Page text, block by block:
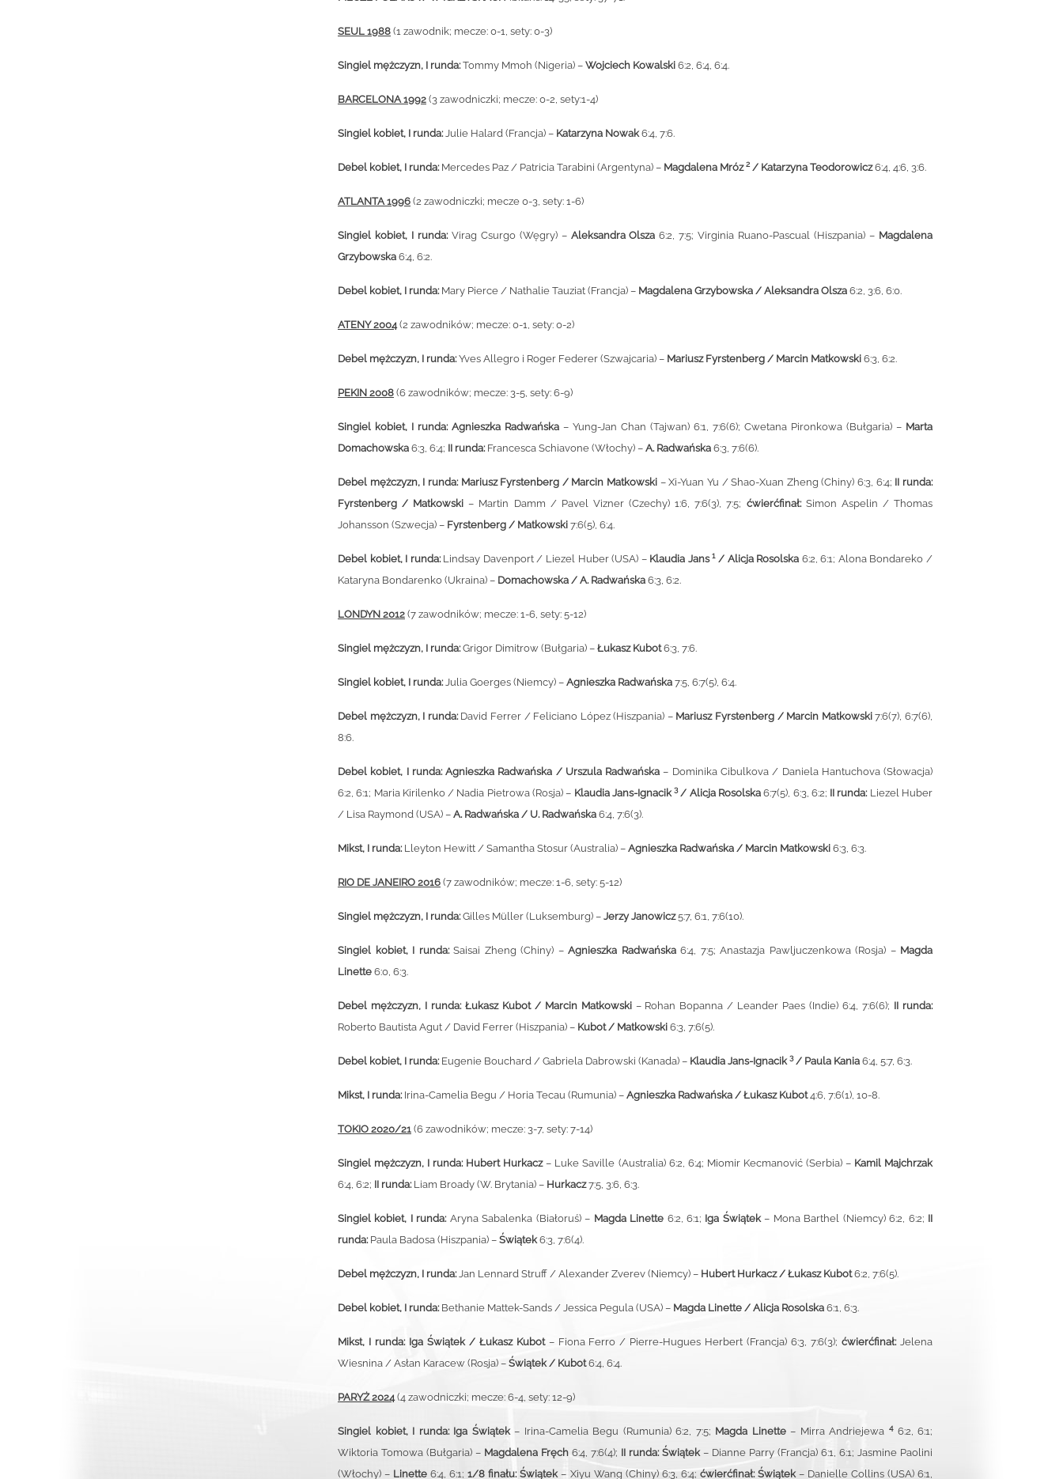
SEUL 1988(1 zawodnik; mecze: 0-1, sety: 0-3)
Singiel mężczyzn, I runda:Tommy Mmoh (Nigeria) –Wojciech Kowalski6:2, 6:4, 6:4.
BARCELONA 1992(3 zawodniczki; mecze: 0-2, sety:1-4)
Singiel kobiet, I runda:Julie Halard (Francja) – Katarzyna Nowak6:4, 7:6.
Debel kobiet, I runda:Mercedes Paz / Patricia Tarabini (Argentyna) – Magdalena Mróz2/ Katarzyna Teodorowicz6:4, 4:6, 3:6.
ATLANTA 1996(2 zawodniczki; mecze 0-3, sety: 1-6)
Singiel kobiet, I runda:Virag Csurgo (Węgry) – Aleksandra Olsza 6:2, 7:5; Virginia Ruano-Pascual (Hiszpania) – Magdalena
Grzybowska6:4, 6:2.
Debel kobiet, I runda:Mary Pierce / Nathalie Tauziat (Francja) – MagdalenaGrzybowska / Aleksandra Olsza6:2, 3:6, 6:0.
ATENY 2004(2 zawodników; mecze: 0-1, sety: 0-2)
Debel mężczyzn, I runda:Yves Allegro i Roger Federer (Szwajcaria) – Mariusz Fyrstenberg / Marcin Matkowski6:3, 6:2.
PEKIN 2008(6 zawodników; mecze: 3-5, sety: 6-9)
Singiel kobiet, I runda: Agnieszka Radwańska – Yung-Jan Chan (Tajwan) 6:1, 7:6(6); Cwetana Pironkowa (Bułgaria) – Marta
Domachowska6:3, 6:4; II runda:Francesca Schiavone (Włochy) –A. Radwańska6:3, 7:6(6).
Debel mężczyzn, I runda: Mariusz Fyrstenberg / Marcin Matkowski – Xi-Yuan Yu / Shao-Xuan Zheng (Chiny) 6:3, 6:4; II runda:
Fyrstenberg / Matkowski – Martin Damm / Pavel Vizner (Czechy) 1:6, 7:6(3), 7:5; ćwierćfinał: Simon Aspelin / Thomas
Johansson (Szwecja) – Fyrstenberg / Matkowski7:6(5), 6:4.
Debel kobiet, I runda:Lindsay Davenport / Liezel Huber (USA) – Klaudia Jans1/ Alicja Rosolska 6:2, 6:1; Alona Bondareko /
Kataryna Bondarenko (Ukraina)– Domachowska / A. Radwańska6:3, 6:2.
LONDYN 2012(7 zawodników; mecze: 1-6, sety: 5-12)
Singiel mężczyzn, I runda:Grigor Dimitrow (Bułgaria) –Łukasz Kubot6:3, 7:6.
Singiel kobiet, I runda:Julia Goerges (Niemcy) –Agnieszka Radwańska7:5, 6:7(5), 6:4.
Debel mężczyzn, I runda:David Ferrer / Feliciano López (Hiszpania) – Mariusz Fyrstenberg / Marcin Matkowski7:6(7), 6:7(6),
8:6.
Debel kobiet, I runda: Agnieszka Radwańska / Urszula Radwańska– Dominika Cibulkova / Daniela Hantuchova (Słowacja)
6:2, 6:1; Maria Kirilenko / Nadia Pietrowa (Rosja) – Klaudia Jans-Ignacik3/ Alicja Rosolska6:7(5), 6:3, 6:2; II runda:Liezel Huber
/ Lisa Raymond (USA) –A. Radwańska / U. Radwańska6:4, 7:6(3).
Mikst, I runda:Lleyton Hewitt / Samantha Stosur (Australia) –Agnieszka Radwańska / Marcin Matkowski6:3, 6:3.
RIO DE JANEIRO 2016(7 zawodników; mecze: 1-6, sety: 5-12)
Singiel mężczyzn, I runda:Gilles Müller (Luksemburg) –Jerzy Janowicz5:7, 6:1, 7:6(10).
Singiel kobiet, I runda:Saisai Zheng (Chiny) – Agnieszka Radwańska 6:4, 7:5; Anastazja Pawljuczenkowa (Rosja) – Magda
Linette6:0, 6:3.
Debel mężczyzn, I runda: Łukasz Kubot / Marcin Matkowski– Rohan Bopanna / Leander Paes (Indie) 6:4, 7:6(6); II runda:
Roberto Bautista Agut / David Ferrer (Hiszpania) – Kubot / Matkowski6:3, 7:6(5).
Debel kobiet, I runda:Eugenie Bouchard / Gabriela Dabrowski (Kanada) – Klaudia Jans-Ignacik3/ Paula Kania6:4, 5:7, 6:3.
Mikst, I runda:Irina-Camelia Begu / Horia Tecau (Rumunia) –Agnieszka Radwańska / Łukasz Kubot4:6, 7:6(1), 10-8.
TOKIO 2020/21(6 zawodników; mecze: 3-7, sety: 7-14)
Singiel mężczyzn, I runda: Hubert Hurkacz– Luke Saville (Australia) 6:2, 6:4; Miomir Kecmanović (Serbia) – Kamil Majchrzak
6:4, 6:2; II runda:Liam Broady (W. Brytania) – Hurkacz7:5, 3:6, 6:3.
Singiel kobiet, I runda:Aryna Sabalenka (Białoruś) – Magda Linette 6:2, 6:1; Iga Świątek– Mona Barthel (Niemcy) 6:2, 6:2; II
runda:Paula Badosa (Hiszpania) –Świątek6:3, 7:6(4).
Debel mężczyzn, I runda:Jan Lennard Struff / Alexander Zverev (Niemcy) – Hubert Hurkacz/ Łukasz Kubot6:2, 7:6(5).
Debel kobiet, I runda:Bethanie Mattek-Sands / Jessica Pegula (USA) – Magda Linette / Alicja Rosolska6:1, 6:3.
Mikst, I runda: Iga Świątek / Łukasz Kubot– Fiona Ferro / Pierre-Hugues Herbert (Francja) 6:3, 7:6(3);ćwierćfinał:Jelena
Wiesnina / Asłan Karacew (Rosja) –Świątek / Kubot6:4, 6:4.
PARYŻ 2024(4 zawodniczki; mecze: 6-4, sety: 12-9)
Singiel kobiet, I runda: Iga Świątek – Irina-Camelia Begu (Rumunia) 6:2, 7:5; Magda Linette – Mirra Andriejewa 4 6:2, 6:1;
Wiktoria Tomowa (Bułgaria) – Magdalena Fręch 6:4, 7:6(4); II runda: Świątek – Dianne Parry (Francja) 6:1, 6:1; Jasmine Paolini
(Włochy)– Linette 6:4, 6:1;1/8 finału: Świątek– Xiyu Wang (Chiny) 6:3, 6:4; ćwierćfinał: Świątek–Danielle Collins (USA) 6:1,